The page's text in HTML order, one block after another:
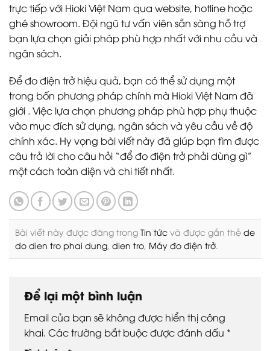
trực tiếp với Hioki Việt Nam qua website, hotline hoặc
ghé showroom. Đội ngũ tư vấn viên sẵn sàng hỗ trợ
bạn lựa chọn giải pháp phù hợp nhất với nhu cầu và
ngân sách.
Để đo điện trở hiệu quả, bạn có thể sử dụng một
trong bốn phương pháp chính mà Hioki Việt Nam đã
giới . Việc lựa chọn phương pháp phù hợp phụ thuộc
vào mục đích sử dụng, ngân sách và yêu cầu về độ
chính xác. Hy vọng bài viết này đã giúp bạn tìm được
câu trả lời cho câu hỏi “để đo điện trở phải dùng gì”
một cách toàn diện và chi tiết nhất.
Bài viết này được đăng trong Tin tức và được gắn thẻ de
do dien tro phai dung, dien tro, Máy đo điện trở.
Để lại một bình luận
Email của bạn sẽ không được hiển thị công
khai. Các trường bắt buộc được đánh dấu *